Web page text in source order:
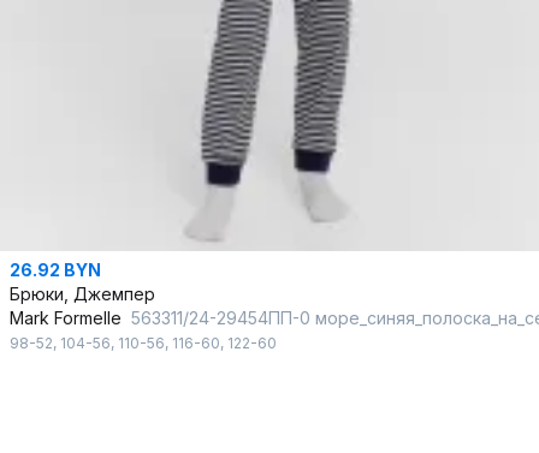
26.92 BYN
Брюки, Джемпер
Mark Formelle 563311/24-29454ПП-0
98-52, 104-56, 110-56, 116-60, 122-60